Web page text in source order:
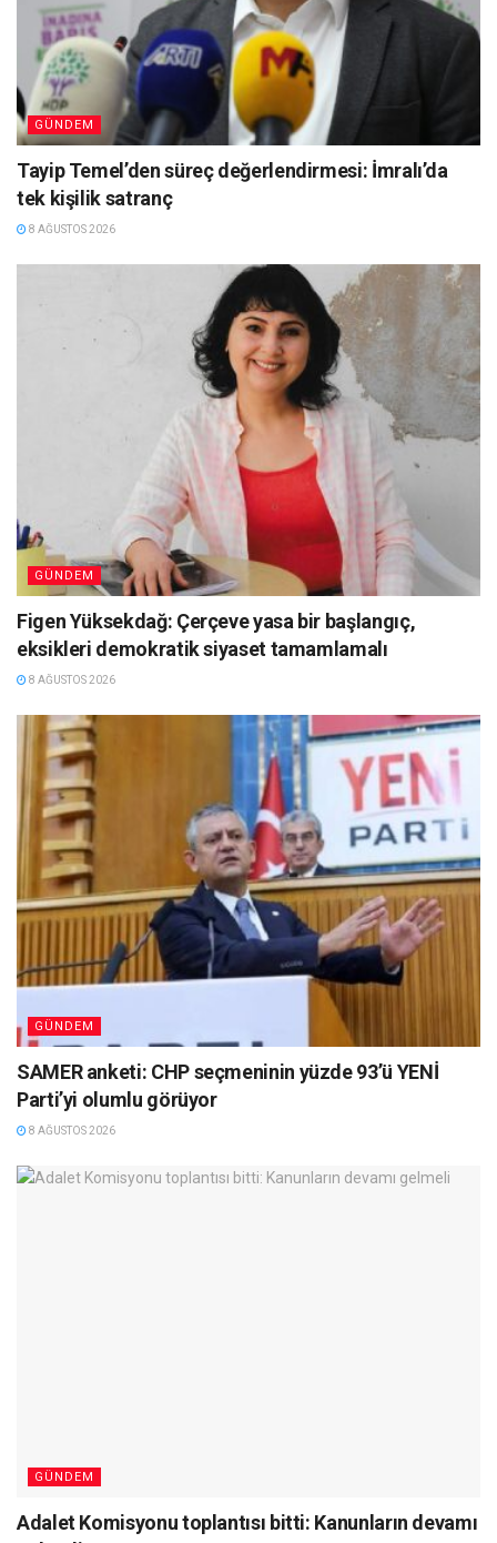
GÜNDEM
Tayip Temel’den süreç değerlendirmesi: İmralı’da
tek kişilik satranç
8 AĞUSTOS 2026
GÜNDEM
Figen Yüksekdağ: Çerçeve yasa bir başlangıç,
eksikleri demokratik siyaset tamamlamalı
8 AĞUSTOS 2026
GÜNDEM
SAMER anketi: CHP seçmeninin yüzde 93’ü YENİ
Parti’yi olumlu görüyor
8 AĞUSTOS 2026
GÜNDEM
Adalet Komisyonu toplantısı bitti: Kanunların devamı